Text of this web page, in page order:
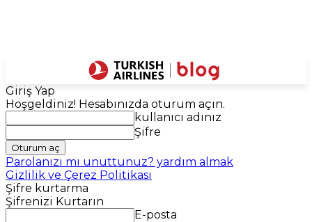
Giriş Yap
Hoşgeldiniz! Hesabınızda oturum açın.
kullanıcı adınız
Şifre
Parolanızı mı unuttunuz? yardım almak
Gizlilik ve Çerez Politikası
Şifre kurtarma
Şifrenizi Kurtarın
E-posta